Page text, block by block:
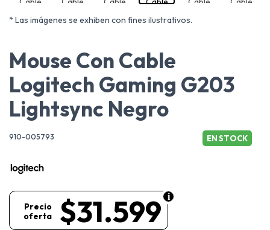
* Las imágenes se exhiben con fines ilustrativos.
Mouse Con Cable
Logitech Gaming G203
Lightsync Negro
910-005793 EN STOCK
$31.599
Precio
oferta